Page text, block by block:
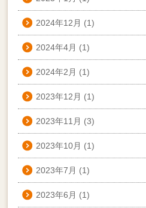
2024年12月 (1)
2024年4月 (1)
2024年2月 (1)
2023年12月 (1)
2023年11月 (3)
2023年10月 (1)
2023年7月 (1)
2023年6月 (1)